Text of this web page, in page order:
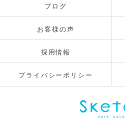
ブログ
お客様の声
採用情報
プライバシーポリシー